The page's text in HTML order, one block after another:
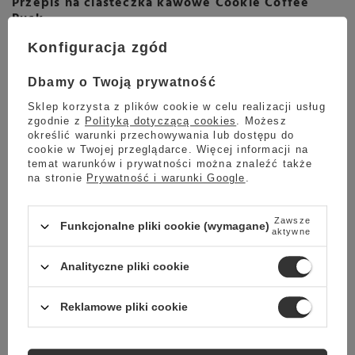
Puck
Lubicie wkręcać swoich znajomych? Mam dla was
idealny przepis na ciasteczko w kształcie
kawowego krążka z fusów. Takiego coffee puck'a
możecie zjeść ze smakiem i zobaczyć zdziwione
miny swoich gości. Poznaj przepis na kawowe
ciasteczka i przygotuj je w swoim domu.
Czytaj więcej
Konfiguracja zgód
Dbamy o Twoją prywatność
Sklep korzysta z plików cookie w celu realizacji usług
zgodnie z Polityką dotyczącą cookies . Możesz
określić warunki przechowywania lub dostępu do
cookie w Twojej przeglądarce. Więcej informacji na
temat warunków i prywatności można znaleźć także
na stronie Prywatność i warunki Google .
Funkcjonalne pliki cookie (wymagane) Zawsze
aktywne
Analityczne pliki cookie
Reklamowe pliki cookie